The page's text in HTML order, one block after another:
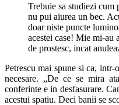
Trebuie sa studiezi cum
nu pui aiurea un bec.
doar niste puncte
acestei case! Mie mi-au
de prostesc, incat
Petrescu mai spune si ca,
necesare. „De ce se mira
conferinte e in desfasurare.
acestui spatiu. Deci banii se